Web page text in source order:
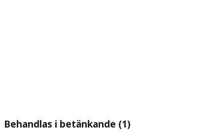
Behandlas i betänkande (1)